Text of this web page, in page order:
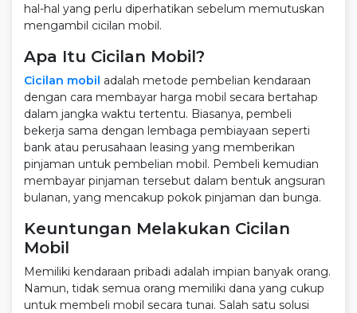
hal-hal yang perlu diperhatikan sebelum memutuskan
mengambil cicilan mobil.
Apa Itu Cicilan Mobil?
Cicilan mobil adalah metode pembelian kendaraan
dengan cara membayar harga mobil secara bertahap
dalam jangka waktu tertentu. Biasanya, pembeli
bekerja sama dengan lembaga pembiayaan seperti
bank atau perusahaan leasing yang memberikan
pinjaman untuk pembelian mobil. Pembeli kemudian
membayar pinjaman tersebut dalam bentuk angsuran
bulanan, yang mencakup pokok pinjaman dan bunga.
Keuntungan Melakukan Cicilan
Mobil
Memiliki kendaraan pribadi adalah impian banyak orang.
Namun, tidak semua orang memiliki dana yang cukup
untuk membeli mobil secara tunai. Salah satu solusi